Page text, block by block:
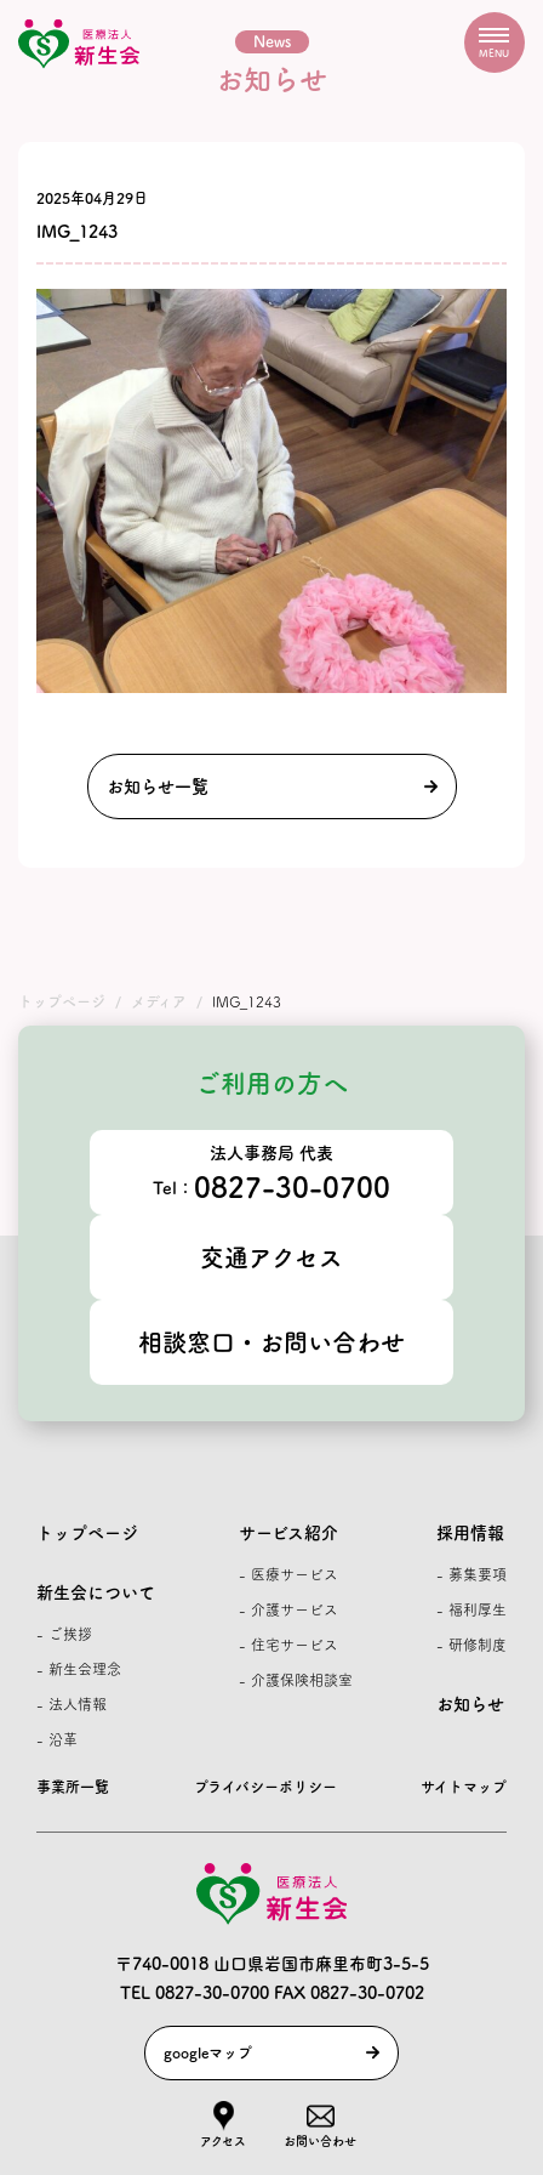
MENU
News
お知らせ
2025年04月29日
IMG_1243
お知らせ一覧
トップページ メディア IMG_1243
ご利用の方へ
法人事務局 代表
Tel： 0827-30-0700
交通アクセス
相談窓口・お問い合わせ
〒740-0018 山口県岩国市麻里布町3-5-5
TEL 0827-30-0700FAX 0827-30-0702
googleマップ
アクセス お問い合わせ
事業所一覧 プライバシーポリシー サイトマップ
トップページ
新生会について
- ご挨拶
- 新生会理念
- 法人情報
- 沿革
サービス紹介
- 医療サービス
- 介護サービス
- 住宅サービス
- 介護保険相談室
採用情報
- 募集要項
- 福利厚生
- 研修制度
お知らせ